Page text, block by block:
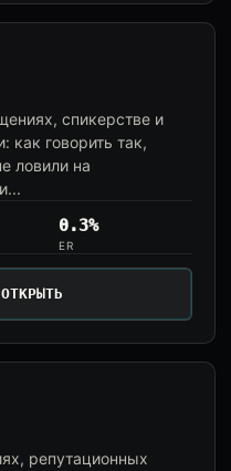
спикерстве и
как говорить так,
ловили на
0.3%
ER
ОТКРЫТЬ
репутационных